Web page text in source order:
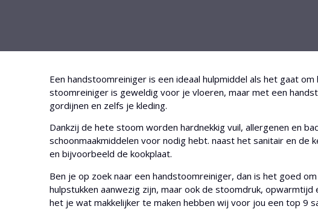
Een handstoomreiniger is een ideaal hulpmiddel als het gaat
stoomreiniger is geweldig voor je vloeren, maar met een
gordijnen en zelfs je kleding.
Dankzij de hete stoom worden hardnekkig vuil, allergenen en
schoonmaakmiddelen voor nodig hebt. naast het sanitair en
en bijvoorbeeld de kookplaat.
Ben je op zoek naar een handstoomreiniger, dan is het goed
hulpstukken aanwezig zijn, maar ook de stoomdruk,
het je wat makkelijker te maken hebben wij voor jou een top 9